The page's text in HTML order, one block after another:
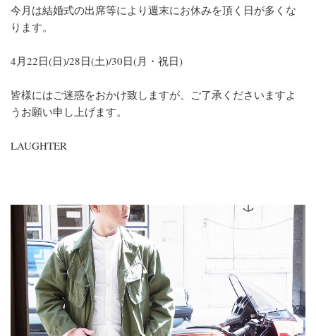
今月は結婚式の出席等により週末にお休みを頂く日が多くな
ります。
4月22日(日)/28日(土)/30日(月・祝日)
皆様にはご迷惑をおかけ致しますが、ご了承くださいますよ
うお願い申し上げます。
LAUGHTER